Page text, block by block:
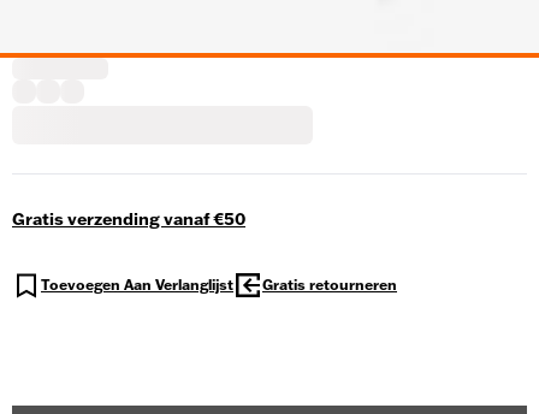
Gratis verzending vanaf €50
Toevoegen Aan Verlanglijst Gratis retourneren